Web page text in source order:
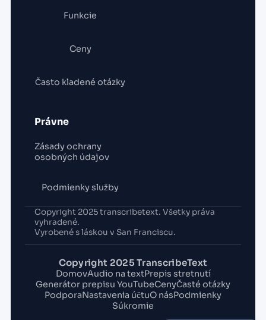
Funkcie
Ceny
Často kladené otázky
Právne
Zásady ochrany
osobných údajov
Podmienky služby
Copyright 2025 transcribetext. Všetky práva
vyhradené.
Vyrobené s láskou v San Franciscu.
Copyright 2025 TranscribeText
DomovAudio na textPrepis stretnutí
Generátor prepisu YouTubeCenyČasté otázky
PodporaNastavenia účtuO násPodmienky
Súkromie